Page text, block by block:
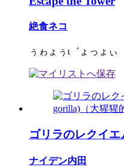
絶食ネコ
ぅゎょぅι゛ょっょぃ
ゴリラのレクイエ
ナイデン内田